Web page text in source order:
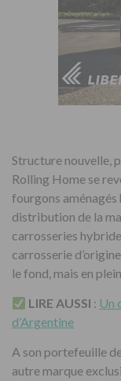
Structure nouvelle,
Rolling Home se
fourgons aménagés
distribution de la
carrosseries
carrosserie
le fond, mais en
LIRE AUSSI : Un
d’Argentine
A son portefeuille
autre marque